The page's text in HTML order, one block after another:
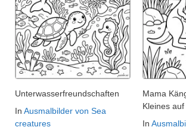
Unterwasserfreundschaften
In Ausmalbilder von Sea
creatures
Mama
Kleines
In